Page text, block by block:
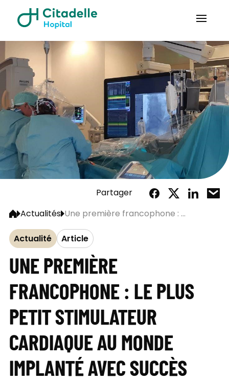
Partager
Actualités Une première francophone : ...
Actualité
Article
UNE PREMIÈRE
FRANCOPHONE : LE PLUS
PETIT STIMULATEUR
CARDIAQUE AU MONDE
IMPLANTÉ AVEC SUCCÈS